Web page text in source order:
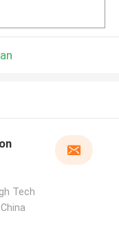
Tech